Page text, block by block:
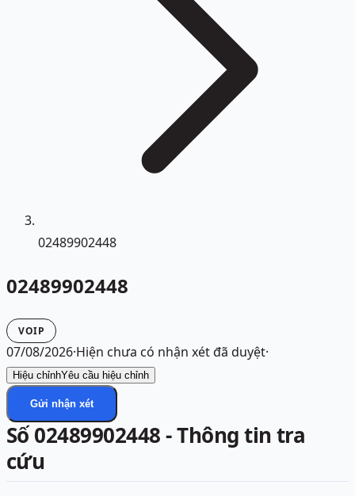
02489902448
02489902448
VOIP
07/08/2026·Hiện chưa có nhận xét đã duyệt·
Hiệu chỉnhYêu cầu hiệu chỉnh
Gửi nhận xét
Số 02489902448 - Thông tin tra
cứu